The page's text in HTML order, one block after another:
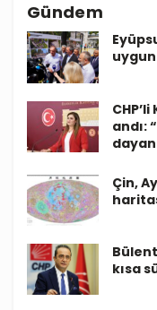
Gündem
andı:
Çin,
kısa